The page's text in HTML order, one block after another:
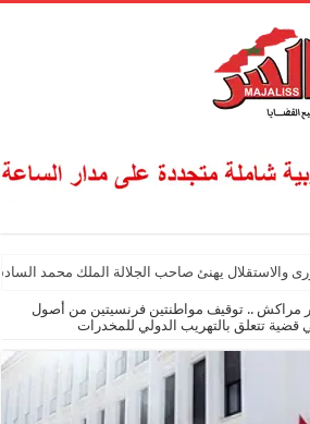
والاستقلال يهنئ صاحب الجلالة الملك محمد
مراكش .. توقيف مواطنتين فرنسيتين من أصول
قضية تتعلق بالتهريب الدولي للمخدرات